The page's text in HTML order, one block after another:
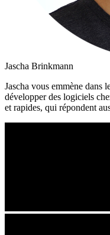
Jascha Brinkmann
Jascha vous emmène dans
développer des logiciels
et rapides, qui répondent